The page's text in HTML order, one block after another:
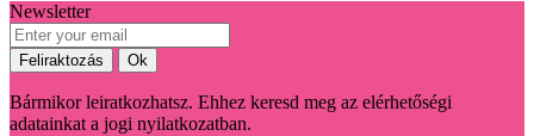
Newsletter
Bármikor leiratkozhatsz. Ehhez keresd meg az elérhetőségi
adatainkat a jogi nyilatkozatban.